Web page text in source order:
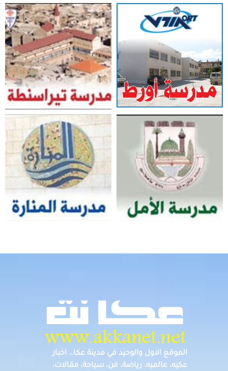
الموقع الاول والوحيد في مدينة عكا… اخبار
عكيه، عالميه، رياضة، فن، سياحة، مقالات،